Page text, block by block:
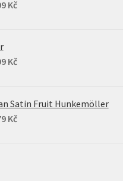
Kč.
KčCurrent
Kč.
KčCurrent
1.199 Kč.
Satin Fruit Hunkemöller
KčCurrent